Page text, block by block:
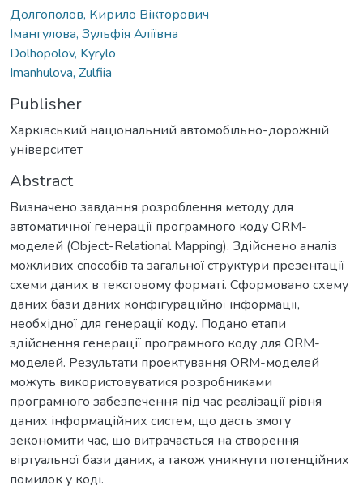
Долгополов, Кирило Вікторович
Імангулова, Зульфія Аліївна
Dolhopolov, Kyrylo
Imanhulova, Zulfiia
Publisher
Харківський національний автомобільно-дорожній
університет
Abstract
Визначено завдання розроблення методу для
автоматичної генерації програмного коду ORM-
моделей (Object-Relational Mapping). Здійснено аналіз
можливих способів та загальної структури презентації
схеми даних в текстовому форматі. Сформовано схему
даних бази даних конфігураційної інформації,
необхідної для генерації коду. Подано етапи
здійснення генерації програмного коду для ORM-
моделей. Результати проектування ORM-моделей
можуть використовуватися розробниками
програмного забезпечення під час реалізації рівня
даних інформаційних систем, що дасть змогу
зекономити час, що витрачається на створення
віртуальної бази даних, а також уникнути потенційних
помилок у коді.